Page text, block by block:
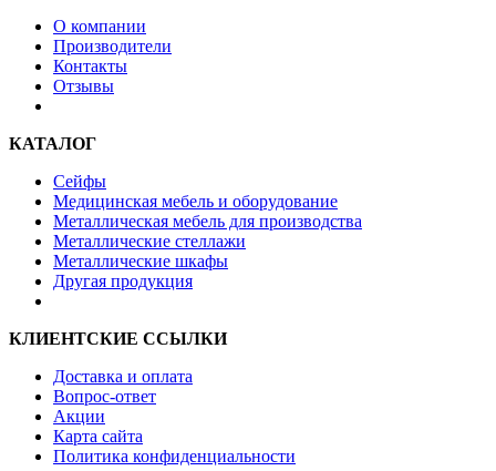
О компании
Производители
Контакты
Отзывы
КАТАЛОГ
Сейфы
Медицинская мебель и оборудование
Металлическая мебель для производства
Металлические стеллажи
Металлические шкафы
Другая продукция
КЛИЕНТСКИЕ ССЫЛКИ
Доставка и оплата
Вопрос-ответ
Акции
Карта сайта
Политика конфиденциальности